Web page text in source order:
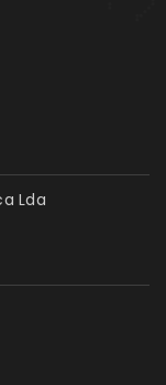
Lda